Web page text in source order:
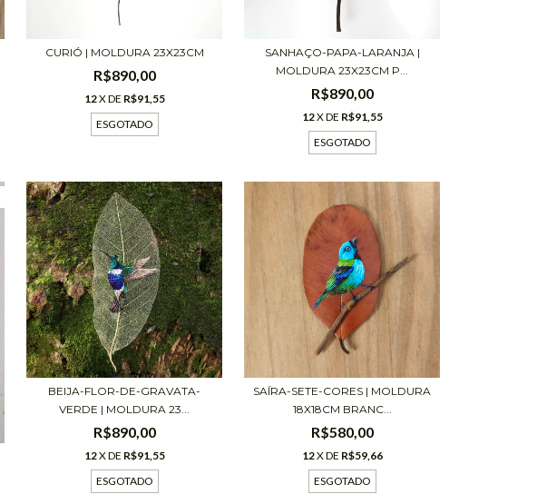
CURIÓ | MOLDURA 23X23CM
R$890,00
12X DE R$91,55
ESGOTADO
SANHAÇO-PAPA-LARANJA |
MOLDURA 23X23CM P...
R$890,00
12X DE R$91,55
ESGOTADO
BEIJA-FLOR-DE-GRAVATA-
VERDE | MOLDURA 23...
R$890,00
12X DE R$91,55
ESGOTADO
SAÍRA-SETE-CORES | MOLDURA
18X18CM BRANC...
R$580,00
12X DE R$59,66
ESGOTADO